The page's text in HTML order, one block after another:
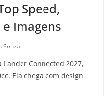
Speed,
Imagens
Souza
Lander Connected 2027,
Ela chega com design